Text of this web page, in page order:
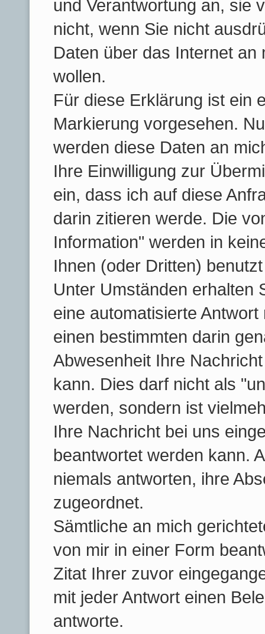
und Verantwortung an, sie
nicht, wenn Sie nicht
Daten über das Internet
wollen.
Für diese Erklärung ist ein
Markierung vorgesehen.
werden diese Daten an
Ihre Einwilligung zur
ein, dass ich auf diese
darin zitieren werde. Die
Information" werden in
Ihnen (oder Dritten)
Unter Umständen erhalten
eine automatisierte
einen bestimmten darin
Abwesenheit Ihre
kann. Dies darf nicht als
werden, sondern ist
Ihre Nachricht bei uns
beantwortet werden kann.
niemals antworten, ihre
zugeordnet.
Sämtliche an mich
von mir in einer Form
Zitat Ihrer zuvor
mit jeder Antwort einen
antworte.